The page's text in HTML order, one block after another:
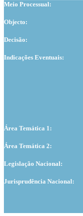
Meio Processual:
Objecto:
Decisão:
Indicações Eventuais:
Área Temática 1:
Área Temática 2:
Legislação Nacional:
Jurisprudência Nacional: